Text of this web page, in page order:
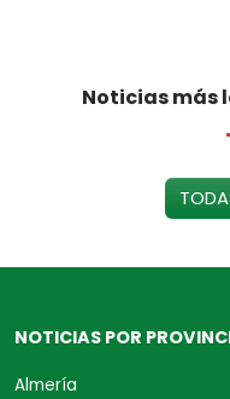
Noticias más
NOTICIAS POR
Almería